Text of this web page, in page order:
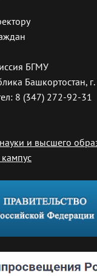
БГМУ
Башкортостан,
8 (347) 272-92-31
и высшего